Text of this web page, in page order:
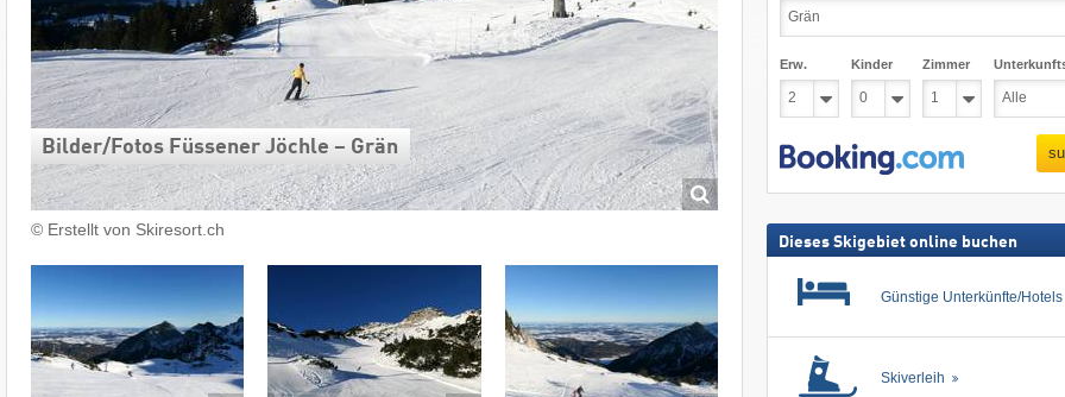
Bilder/​Fotos Füssener Jöchle – Grän
© Erstellt von Skiresort.ch
Erw. Kinder Zimmer
Dieses Skigebiet online buchen
Günstige Unterkünfte/Hotels
Skiverleih